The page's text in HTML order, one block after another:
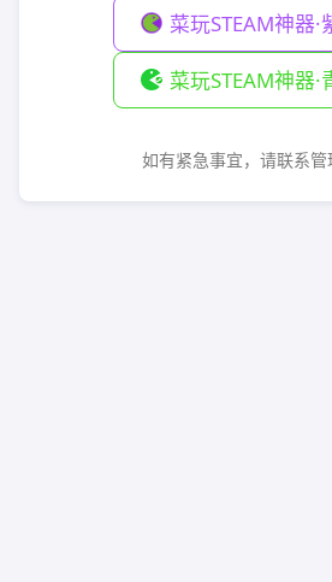
菜玩STEAM神器·
菜玩STEAM神器·
如有紧急事宜，请联系管